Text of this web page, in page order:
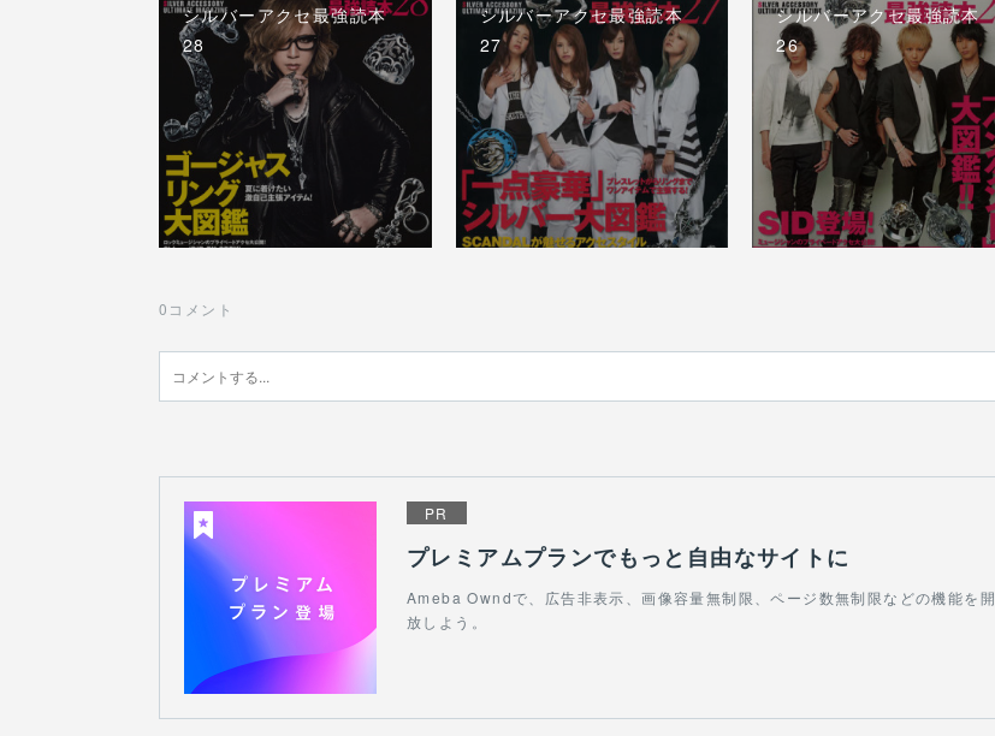
シルバーアクセ最強読本
28
シルバーアクセ最強読本
27
シルバーアクセ最強読本
26
0 コメント
PR
プレミアムプランでもっと自由なサイトに
Ameba Owndで、広告非表示、画像容量無制限、ページ数無制限などの機能を開
放しよう。